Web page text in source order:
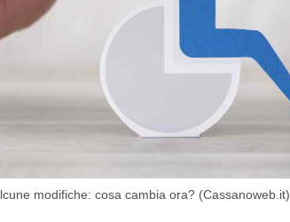
modifiche: cosa cambia ora? (Cassanoweb.it)